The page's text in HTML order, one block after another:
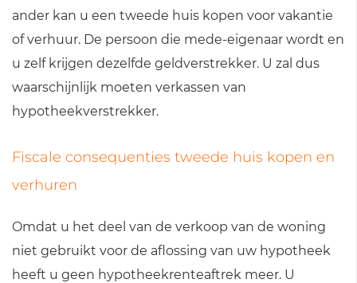
ander kan u een tweede huis kopen voor vakantie
of verhuur. De persoon die mede-eigenaar wordt en
u zelf krijgen dezelfde geldverstrekker. U zal dus
waarschijnlijk moeten verkassen van
hypotheekverstrekker.
Fiscale consequenties tweede huis kopen en
verhuren
Omdat u het deel van de verkoop van de woning
niet gebruikt voor de aflossing van uw hypotheek
heeft u geen hypotheekrenteaftrek meer. U